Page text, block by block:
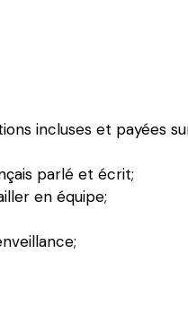
incluses et payées
parlé et écrit;
en équipe;